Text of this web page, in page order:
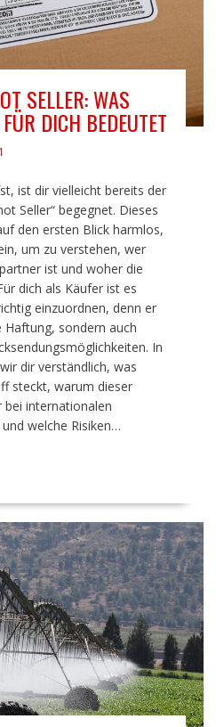
SELLER: WAS
DICH BEDEUTET
ist dir vielleicht bereits der
Seller“ begegnet. Dieses
den ersten Blick harmlos,
um zu verstehen, wer
ist und woher die
dich als Käufer ist es
einzuordnen, denn er
sondern auch
In
dir verständlich, was
steckt, warum dieser
bei internationalen
welche Risiken…